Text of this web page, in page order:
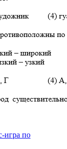
игра по